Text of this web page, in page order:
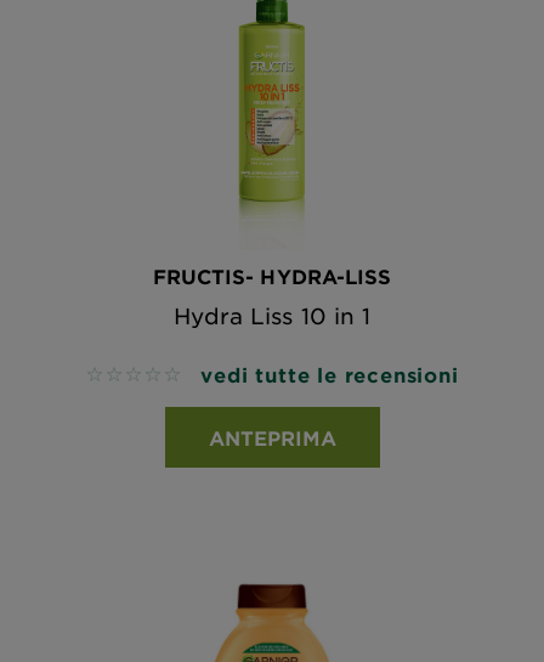
FRUCTIS- HYDRA-LISS
Hydra Liss 10 in 1
No reviews vedi tutte le recensioni
ANTEPRIMA